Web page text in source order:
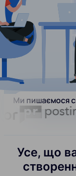
Ми пишаємося
Усе, що